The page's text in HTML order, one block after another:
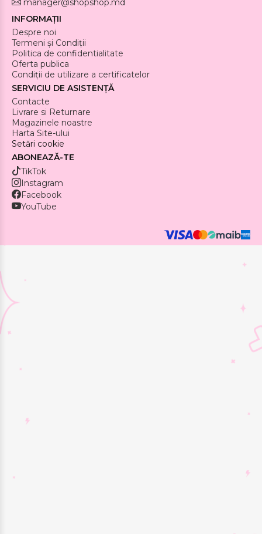
INFORMAȚII
Despre noi
Termeni și Condiții
Politica de confidentialitate
Oferta publica
Condiții de utilizare a certificatelor
SERVICIU DE ASISTENȚĂ
Contacte
Livrare si Returnare
Magazinele noastre
Harta Site-ului
Setări cookie
ABONEAZĂ-TE
TikTok
Instagram
Facebook
YouTube